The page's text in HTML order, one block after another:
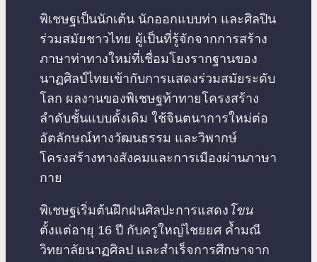
พิเชษฐเป็นนักเต้น นักออกแบบท่า และศิลปิน
ร่วมสมัยชาวไทย ผู้เป็นที่รู้จักจากการสร้าง
ภาษาท่าทางใหม่ที่เชื่อมโยงรากฐานของ
นาฏศิลป์ไทยเข้ากับการแสดงร่วมสมัยระดับ
โลก ผลงานของพิเชษฐท้าทายโครงสร้าง
ลำดับชั้นแบบดั้งเดิม ใช้จินตนาการใหม่ต่อ
อัตลักษณ์ทางวัฒนธรรม และวิพากษ์
โครงสร้างทางสังคมและการเมืองผ่านภาษา
กาย
พิเชษฐเริ่มต้นฝึกฝนศิลปะการแสดง โขน
ตั้งแต่อายุ 16 ปี กับครูใหญ่ไชยยศ ค้ำมณี
วิทยาลัยนาฏศิลป และสำเร็จการศึกษาจาก